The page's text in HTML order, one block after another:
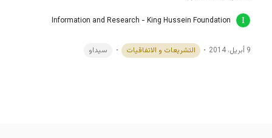
Information and Research - King Hussein Foundation
9 أبريل، 2014 التشريعات و الاتفاقيات سيداو